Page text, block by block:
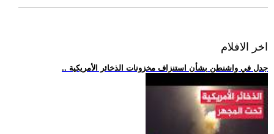
اخر الافلام
.. جدل في واشنطن بشأن استنزاف مخزونات الذخائر الأمريكية